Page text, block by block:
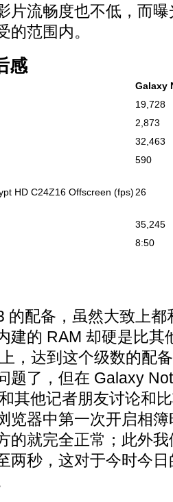
片流畅度也不低，而
的范围内。
感
Galaxy
19,728
2,873
32,463
590
HD C24Z16 Offscreen (fps) 26
35,245
8:50
的配备，虽然大致上
建的 RAM 却硬是比其
，达到这个级数的配
题了，但在 Galaxy
其他记者朋友讨论和
览器中第一次开启相
的就完全正常；此外
两秒，这对于今时今